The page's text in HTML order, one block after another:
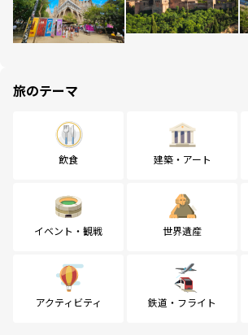
旅のテーマ
飲食 建築・アート
イベント・観戦 世界遺産
アクティビティ 鉄道・フライト